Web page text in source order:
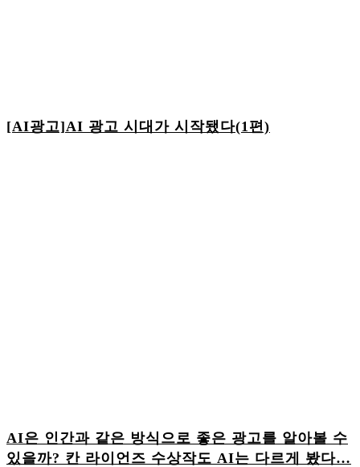
[AI광고]AI 광고 시대가 시작됐다(1편)
AI은 인간과 같은 방식으로 좋은 광고를 알아볼 수
있을까? 칸 라이언즈 수상작도 AI는 다르게 봤다…